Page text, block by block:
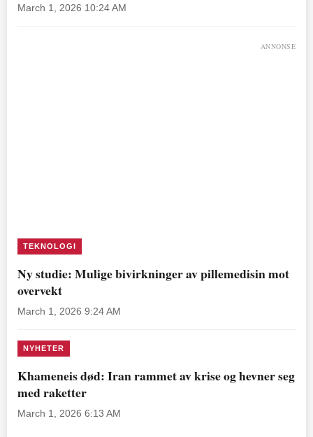
March 1, 2026 10:24 AM
ANNONSE
TEKNOLOGI
Ny studie: Mulige bivirkninger av pillemedisin mot
overvekt
March 1, 2026 9:24 AM
NYHETER
Khameneis død: Iran rammet av krise og hevner seg
med raketter
March 1, 2026 6:13 AM